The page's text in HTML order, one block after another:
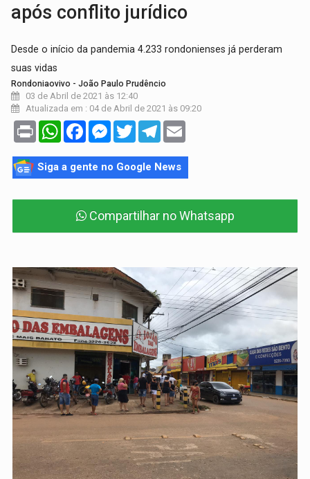
após conflito jurídico
Desde o início da pandemia 4.233 rondonienses já perderam
suas vidas
Rondoniaovivo - João Paulo Prudêncio
03 de Abril de 2021 às 12:40
Atualizada em : 04 de Abril de 2021 às 09:20
Print WhatsAppFacebookMessenger
TwitterTelegram
Siga a gente no Google News
Compartilhar no Whatsapp